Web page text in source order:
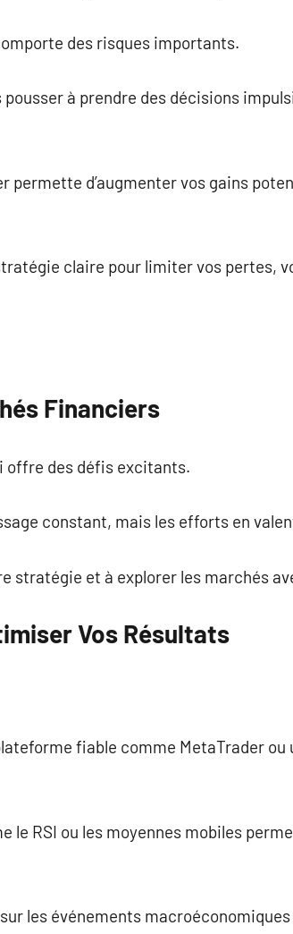
des risques importants.
à prendre des décisions
permette d’augmenter vos gains
claire pour limiter vos pertes,
Financiers
offre des défis excitants.
constant, mais les efforts en
stratégie et à explorer les marchés
Vos Résultats
fiable comme MetaTrader ou
le RSI ou les moyennes mobiles
les événements